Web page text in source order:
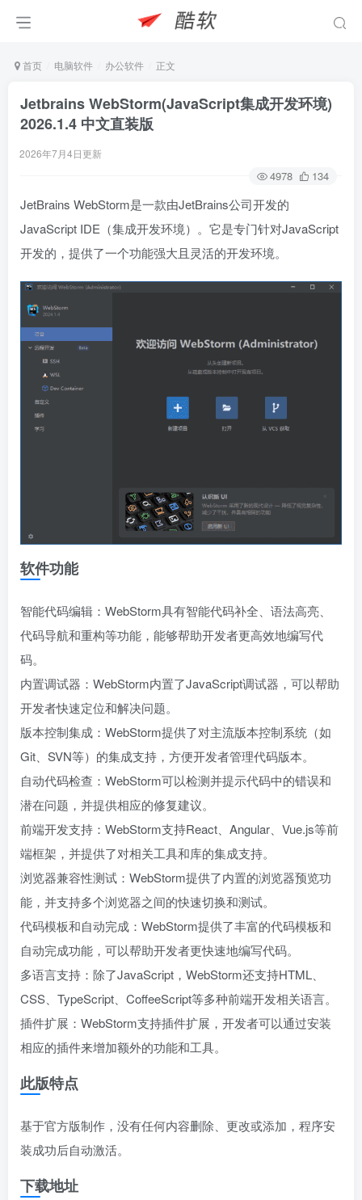
首页 电脑软件 办公软件 正文
Jetbrains WebStorm(JavaScript集成开发环境)
2026.1.4 中文直装版
2026年7月4日更新
4978 134
JetBrains WebStorm是一款由JetBrains公司开发的
JavaScript IDE（集成开发环境）。它是专门针对JavaScript
开发的，提供了一个功能强大且灵活的开发环境。
软件功能
智能代码编辑：WebStorm具有智能代码补全、语法高亮、
代码导航和重构等功能，能够帮助开发者更高效地编写代
码。
内置调试器：WebStorm内置了JavaScript调试器，可以帮助
开发者快速定位和解决问题。
版本控制集成：WebStorm提供了对主流版本控制系统（如
Git、SVN等）的集成支持，方便开发者管理代码版本。
自动代码检查：WebStorm可以检测并提示代码中的错误和
潜在问题，并提供相应的修复建议。
前端开发支持：WebStorm支持React、Angular、Vue.js等前
端框架，并提供了对相关工具和库的集成支持。
浏览器兼容性测试：WebStorm提供了内置的浏览器预览功
能，并支持多个浏览器之间的快速切换和测试。
代码模板和自动完成：WebStorm提供了丰富的代码模板和
自动完成功能，可以帮助开发者更快速地编写代码。
多语言支持：除了JavaScript，WebStorm还支持HTML、
CSS、TypeScript、CoffeeScript等多种前端开发相关语言。
插件扩展：WebStorm支持插件扩展，开发者可以通过安装
相应的插件来增加额外的功能和工具。
此版特点
基于官方版制作，没有任何内容删除、更改或添加，程序安
装成功后自动激活。
下载地址